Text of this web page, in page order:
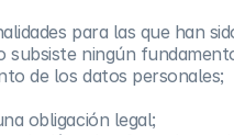
para las que han
subsiste ningún
de los datos personales;
obligación legal;